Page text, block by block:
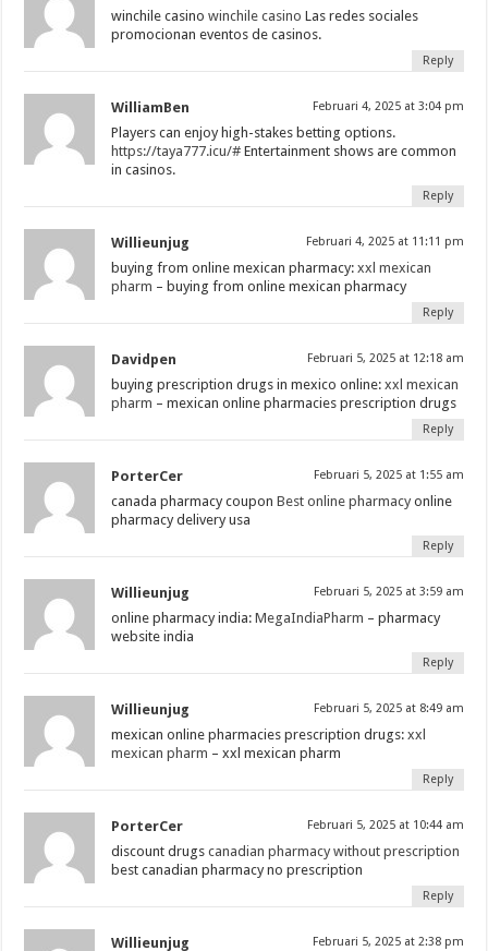
winchile casinowinchile casino Las redes sociales
promocionan eventos de casinos.
Reply
WilliamBen Februari 4, 2025 at 3:04 pm
Players can enjoy high-stakes betting options.
https://taya777.icu/# Entertainment shows are common
in casinos.
Reply
Willieunjug Februari 4, 2025 at 11:11 pm
buying from online mexican pharmacy:xxl mexican
pharm – buying from online mexican pharmacy
Reply
Davidpen Februari 5, 2025 at 12:18 am
buying prescription drugs in mexico online:xxl mexican
pharm – mexican online pharmacies prescription drugs
Reply
PorterCer Februari 5, 2025 at 1:55 am
canada pharmacy couponBest online pharmacy online
pharmacy delivery usa
Reply
Willieunjug Februari 5, 2025 at 3:59 am
online pharmacy india:MegaIndiaPharm – pharmacy
website india
Reply
Willieunjug Februari 5, 2025 at 8:49 am
mexican online pharmacies prescription drugs:xxl
mexican pharm – xxl mexican pharm
Reply
PorterCer Februari 5, 2025 at 10:44 am
discount drugscanadian pharmacy without prescription
best canadian pharmacy no prescription
Reply
Willieunjug Februari 5, 2025 at 2:38 pm